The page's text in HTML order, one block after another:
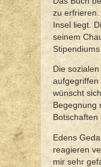
zu erfrieren.
Insel liegt.
seinem
Die
aufgegriffen
wünscht
Begegnung
Edens
reagieren
mir sehr